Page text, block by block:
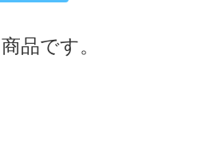
品です。